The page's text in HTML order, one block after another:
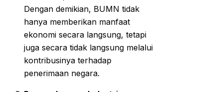
Dengan demikian, BUMN tidak
hanya memberikan manfaat
ekonomi secara langsung, tetapi
juga secara tidak langsung melalui
kontribusinya terhadap
penerimaan negara.